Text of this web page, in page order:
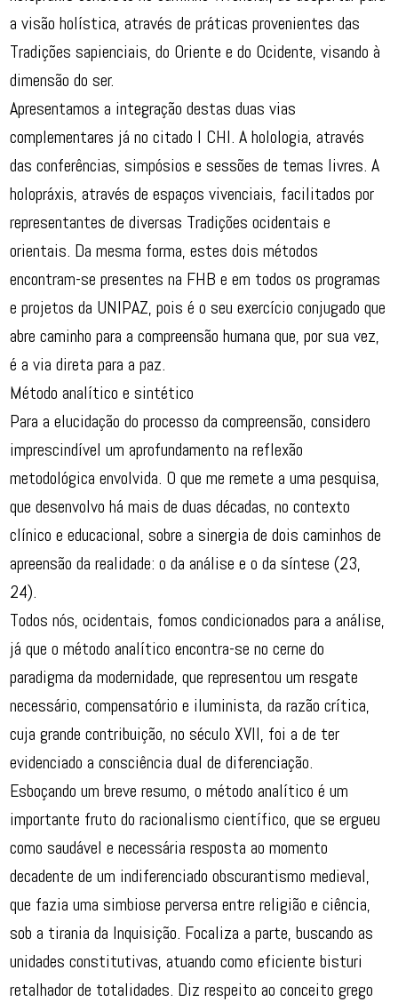
a visão holística, através de práticas provenientes das
Tradições sapienciais, do Oriente e do Ocidente, visando à
dimensão do ser.
Apresentamos a integração destas duas vias
complementares já no citado I CHI. A holologia, através
das conferências, simpósios e sessões de temas livres. A
holopráxis, através de espaços vivenciais, facilitados por
representantes de diversas Tradições ocidentais e
orientais. Da mesma forma, estes dois métodos
encontram-se presentes na FHB e em todos os programas
e projetos da UNIPAZ, pois é o seu exercício conjugado que
abre caminho para a compreensão humana que, por sua vez,
é a via direta para a paz.
Método analítico e sintético
Para a elucidação do processo da compreensão, considero
imprescindível um aprofundamento na reflexão
metodológica envolvida. O que me remete a uma pesquisa,
que desenvolvo há mais de duas décadas, no contexto
clínico e educacional, sobre a sinergia de dois caminhos de
apreensão da realidade: o da análise e o da síntese (23,
24).
Todos nós, ocidentais, fomos condicionados para a análise,
já que o método analítico encontra-se no cerne do
paradigma da modernidade, que representou um resgate
necessário, compensatório e iluminista, da razão crítica,
cuja grande contribuição, no século XVII, foi a de ter
evidenciado a consciência dual de diferenciação.
Esboçando um breve resumo, o método analítico é um
importante fruto do racionalismo científico, que se ergueu
como saudável e necessária resposta ao momento
decadente de um indiferenciado obscurantismo medieval,
que fazia uma simbiose perversa entre religião e ciência,
sob a tirania da Inquisição. Focaliza a parte, buscando as
unidades constitutivas, atuando como eficiente bisturi
retalhador de totalidades. Diz respeito ao conceito grego